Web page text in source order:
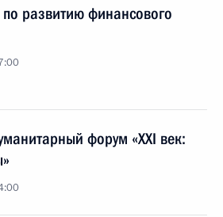
развитию финансового
форум «XXI век: